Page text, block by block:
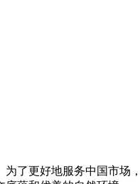
了更好地服务中国市场